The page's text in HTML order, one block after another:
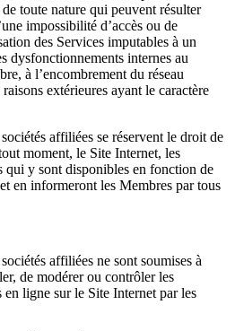
toute nature qui peuvent résulter
impossibilité d’accès ou de
des Services imputables à un
dysfonctionnements internes au
à l’encombrement du réseau
extérieures ayant le caractère
affiliées se réservent le droit de
moment, le Site Internet, les
qui y sont disponibles en fonction de
en informeront les Membres par tous
affiliées ne sont soumises à
de modérer ou contrôler les
en ligne sur le Site Internet par les